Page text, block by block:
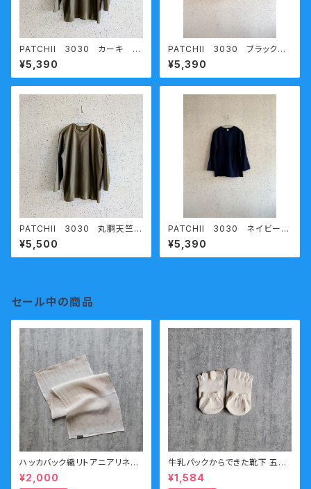
PATCHII 3030 カーキ
熟成コットン 丸胴天竺七分袖
Ｔシャツ 今城メリヤス
¥5,390
PATCHII 3030 ブラック
熟成コットン 丸胴天竺七分袖
Ｔシャツ 今城メリヤス
¥5,390
PATCHII 3030 丸胴天竺七
分袖Ｔシャツ カーキ XXL 熟成
コットン 今城メリヤス
¥5,500
PATCHII 3030 ネイビー
熟成コットン 丸胴天竺七分袖
Ｔシャツ 今城メリヤス
¥5,390
セール中の商品
ハッカバック織リトアニアリネン
タオル 抗菌作用 送料無料 スト
ーンウォッシュ加工
¥2,000
牛乳パックからできた靴下 五本
指靴下 ソックス 防臭効果 ホワ
イト 白 メンズサイズ
¥1,584